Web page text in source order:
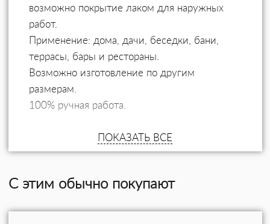
возможно покрытие лаком для наружных
работ.
Применение: дома, дачи, беседки, бани,
террасы, бары и рестораны.
Возможно изготовление по другим
размерам.
100% ручная работа.
ПОКАЗАТЬ ВСЕ
С этим обычно покупают